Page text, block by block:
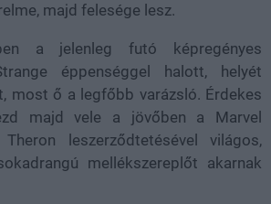
majd felesége lesz.
a jelenleg futó képregényes
éppenséggel halott, helyét
most ő a legfőbb varázsló. Érdekes
majd vele a jövőben a Marvel
leszerződtetésével világos,
mellékszereplőt akarnak